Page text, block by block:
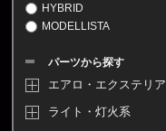
HYBRID
MODELLISTA
パーツから探す
エアロ・エクステリア
ライト・灯火系